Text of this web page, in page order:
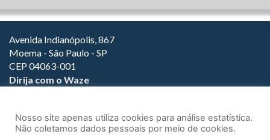
Avenida Indianópolis, 867
Moema - São Paulo - SP
CEP 04063-001
Dirija com o Waze
(11) 3147-1800
Nosso site apenas utiliza cookies para análise estatística.
Não coletamos dados pessoais por meio de cookies.